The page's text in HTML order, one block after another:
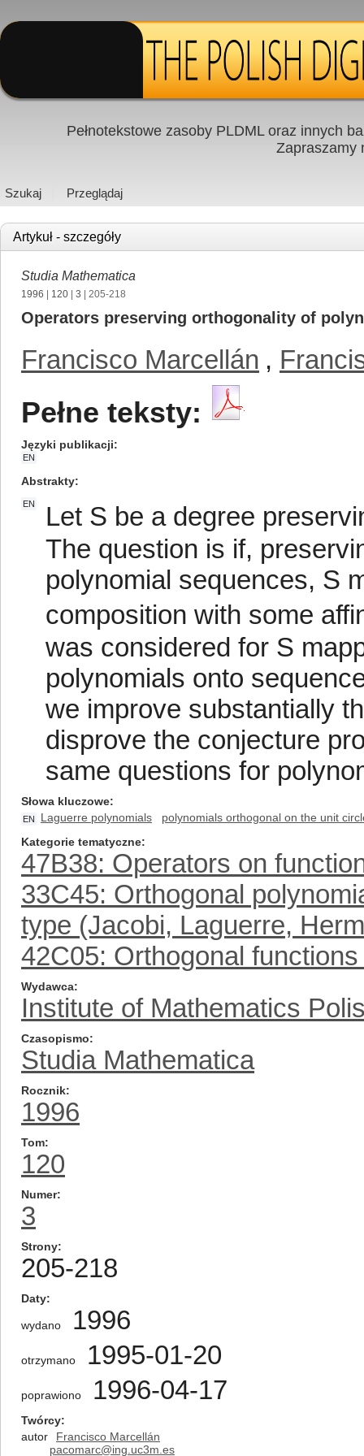
Pełnotekstowe zasoby PLDML oraz innych
Zapraszamy
Szukaj Przeglądaj
Artykuł - szczegóły
Studia Mathematica
1996 120 3 | 205-218
Operators preserving orthogonality of
Francisco Marcellán ,
Pełne teksty:
Języki publikacji
EN
Abstrakty
EN
Let S be a degree
The question is if,
polynomial sequences, S
composition with some
was considered for S
polynomials onto
we improve substantially
disprove the conjecture
same questions for
Słowa kluczowe
EN Laguerre polynomials
polynomials orthogonal on the unit
Kategorie tematyczne
47B38: Operators on
33C45: Orthogonal
type (Jacobi, Laguerre,
42C05: Orthogonal
Wydawca
Institute of Mathematics
Czasopismo
Studia Mathematica
Rocznik
1996
Tom
120
Numer
3
Strony
205-218
Daty
wydano 1996
otrzymano 1995-01-20
poprawiono 1996-04-17
Twórcy
autor
Francisco Marcellán
pacomarc@ing.uc3m.es